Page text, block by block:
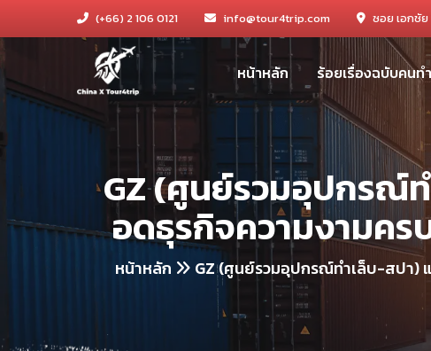
(+66) 2 106 0121 info@tour4trip.com ซอย เอกชั
หน้าหลัก ร้อยเรื่องฉบับคนท
GZ (ศูนย์รวมอุปกรณ์
อดธุรกิจความงามคร
หน้าหลัก GZ (ศูนย์รวมอุปกรณ์ทำเล็บ-สปา)